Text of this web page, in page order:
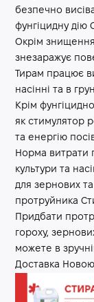
безпечно
фунгіцидну дію
Окрім знищення
знезаражує
Тирам працює
насінні та в
Крім
як стимулятор
та енергію
Норма витрати
культури та
для зернових
протруйника
Придбати
гороху,
можете в
Доставка